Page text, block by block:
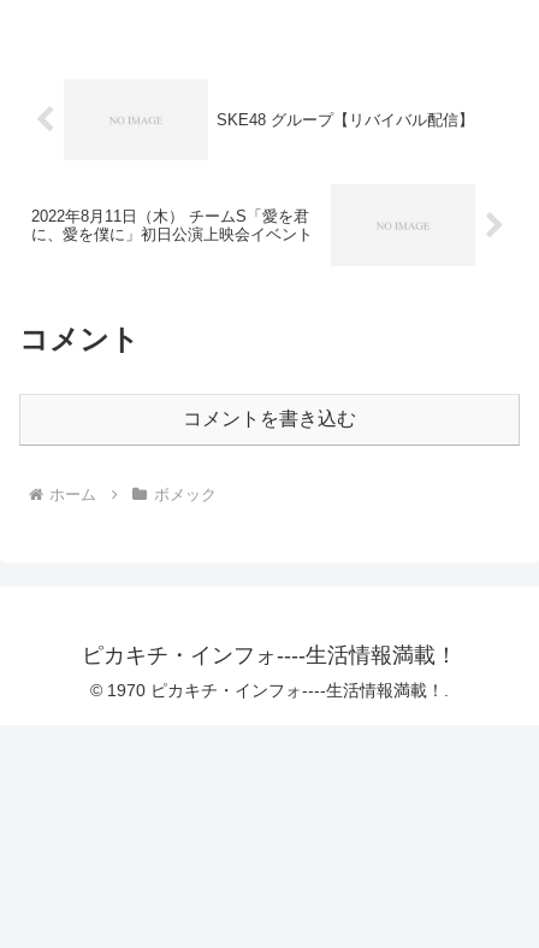
M17 僕は知っている 02:10:01～M18
17:26～M5 Glory days 33:28～M6 この胸
のバーコード 38:23～M7 ウィンブルドン
マンスロケット 01:05:12～M12 恋の傾向
と対策 01:10:13～MC 01:14:45～M13 大
好き 01:26:00～M14 ロープの友情
SKE48 グループ【リバイバル配信】
2022年8月11日（木） チームS「愛を君
に、愛を僕に」初日公演上映会イベント
コメント
コメントを書き込む
ホーム ボメック
ピカキチ・インフォ----生活情報満載！
© 1970 ピカキチ・インフォ----生活情報満載！.